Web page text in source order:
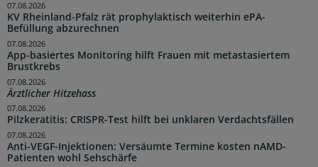
KV Rheinland-Pfalz rät prophylaktisch weiterhin ePA-
Befüllung abzurechnen
07.08.2026
App-basiertes Monitoring hilft Frauen mit metastasiertem
Brustkrebs
07.08.2026
Ärztlicher Hitzehass
07.08.2026
Pilzkeratitis: CRISPR-Test hilft bei unklaren Verdachtsfällen
07.08.2026
Anti-VEGF-Injektionen: Versäumte Termine kosten nAMD-
Patienten wohl Sehschärfe
07.08.2026